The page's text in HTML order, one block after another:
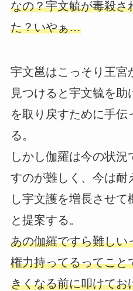
なの？宇文毓が毒殺さ
た？いやぁ…
宇文邕はこっそり王宮
見つけると宇文毓を助
を取り戻すために手伝
る。
しかし伽羅は今の状
すのが難しく、今は耐
し宇文護を増長させ
と提案する。
あの伽羅ですら難しい
権力持ってるってこと
きくなる前に叩けてお